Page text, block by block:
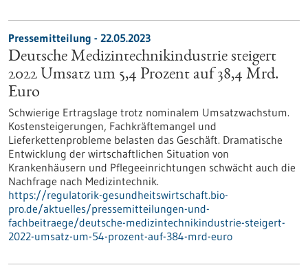
Pressemitteilung - 22.05.2023
Deutsche Medizintechnikindustrie steigert
2022 Umsatz um 5,4 Prozent auf 38,4 Mrd.
Euro
Schwierige Ertragslage trotz nominalem Umsatzwachstum.
Kostensteigerungen, Fachkräftemangel und
Lieferkettenprobleme belasten das Geschäft. Dramatische
Entwicklung der wirtschaftlichen Situation von
Krankenhäusern und Pflegeeinrichtungen schwächt auch die
Nachfrage nach Medizintechnik.
https://regulatorik-gesundheitswirtschaft.bio-
pro.de/aktuelles/pressemitteilungen-und-
fachbeitraege/deutsche-medizintechnikindustrie-steigert-
2022-umsatz-um-54-prozent-auf-384-mrd-euro